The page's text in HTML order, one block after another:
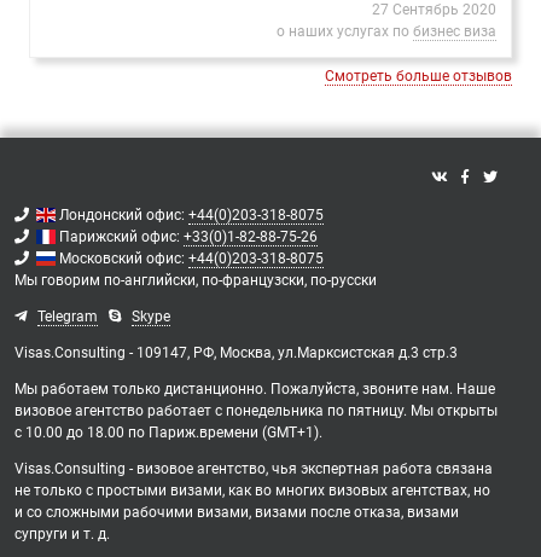
27 Сентябрь 2020
о наших услугах по бизнес виза
Смотреть больше отзывов
Лондонский офис: +44(0)203-318-8075
Парижский офис: +33(0)1-82-88-75-26
Московский офис: +44(0)203-318-8075
Мы говорим по-английски, по-французски, по-русски
Telegram Skype
Visas.Consulting - 109147, РФ, Москва, ул.Марксистская д.3 стр.3
Мы работаем только дистанционно. Пожалуйста, звоните нам. Наше
визовое агентство работает с понедельника по пятницу. Мы открыты
с 10.00 до 18.00 по Париж.времени (GMT+1).
Visas.Consulting - визовое агентство, чья экспертная работа связана
не только с простыми визами, как во многих визовых агентствах, но
и со сложными рабочими визами, визами после отказа, визами
супруги и т. д.